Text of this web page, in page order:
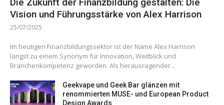
Vision und Führungsstärke von Alex Harrison
25/07/2025
Im heutigen Finanzbildungssektor ist der Name Alex Harrison
längst zu einem Synonym für Innovation, Weitblick und
Branchenkompetenz geworden. Als herausragender...
Geekvape und Geek Bar glänzen mit
renommierten MUSE- und European Product
Design Awards